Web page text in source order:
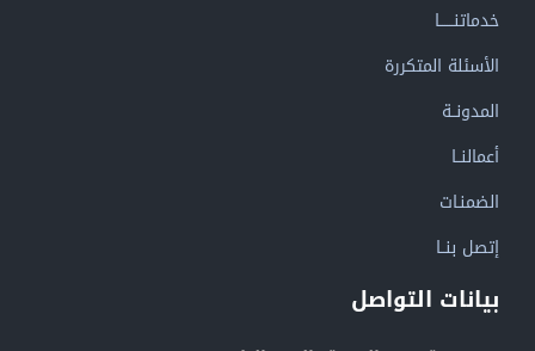
خدماتنــــــا
الأسئلة المتكررة
المدونــة
أعمالنــا
الضمنـات
إتصل بنــا
بيانات التواصل